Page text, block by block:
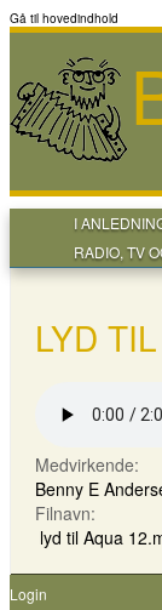
Gå til hovedindhold
I
RADIO, TV
LYD
Medvirkende:
Benny E
Filnavn:
lyd til Aqua
Login